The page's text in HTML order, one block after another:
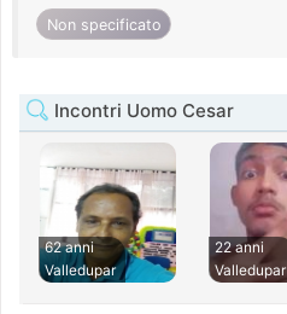
Non specificato
Incontri Uomo Cesar
62 anni
Valledupar
22 anni
Valledupar